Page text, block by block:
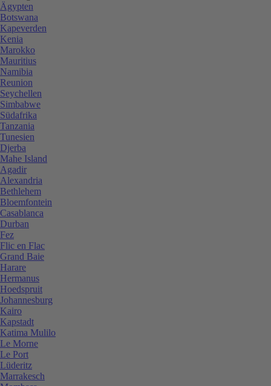
Ägypten
Botswana
Kapeverden
Kenia
Marokko
Mauritius
Namibia
Reunion
Seychellen
Simbabwe
Südafrika
Tanzania
Tunesien
Djerba
Mahe Island
Agadir
Alexandria
Bethlehem
Bloemfontein
Casablanca
Durban
Fez
Flic en Flac
Grand Baie
Harare
Hermanus
Hoedspruit
Johannesburg
Kairo
Kapstadt
Katima Mulilo
Le Morne
Le Port
Lüderitz
Marrakesch